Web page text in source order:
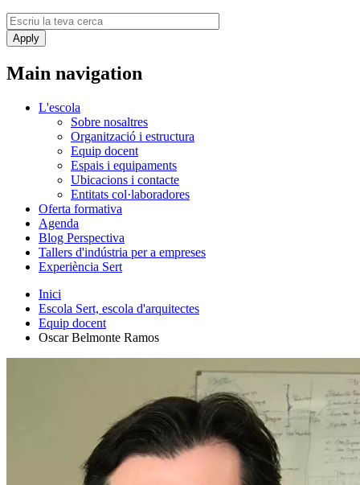
Main navigation
L'escola
Sobre nosaltres
Organització i estructura
Equip docent
Espais i equipaments
Ubicacions i contacte
Entitats col·laboradores
Oferta formativa
Agenda
Blog Perspectiva
Tallers d'indústria per a empreses
Experiència Sert
Inici
Escola Sert, escola d'arquitectes
Equip docent
Oscar Belmonte Ramos